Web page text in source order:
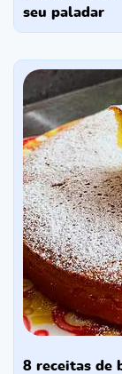
seu paladar
8 receitas de bolo de laranja fit fitness e ótimas